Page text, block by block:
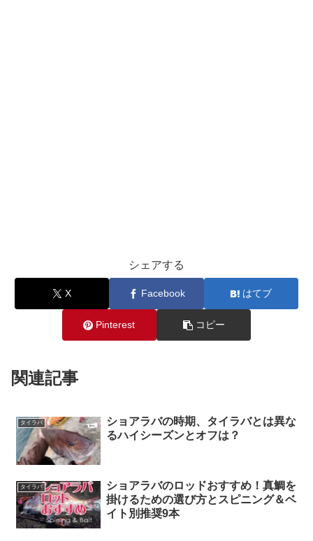
シェアする
X Facebook はてブ
Pinterest コピー
関連記事
タイラバ
ショアラバの時期、タイラバとは異な
るハイシーズンとオフは？
タイラバ
ショアラバのロッドおすすめ！真鯛を
掛けるための選び方とスピニング＆ベ
イト別推奨9本